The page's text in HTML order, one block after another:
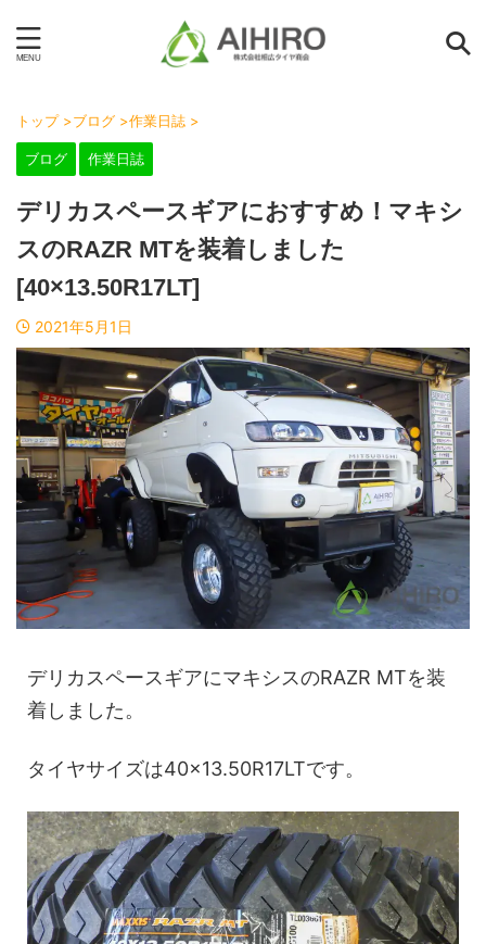
トップ >ブログ >作業日誌 >
ブログ 作業日誌
デリカスペースギアにおすすめ！マキシ
スのRAZR MTを装着しました
[40×13.50R17LT]
2021年5月1日
デリカスペースギアにマキシスのRAZR MTを装
着しました。
タイヤサイズは40×13.50R17LTです。